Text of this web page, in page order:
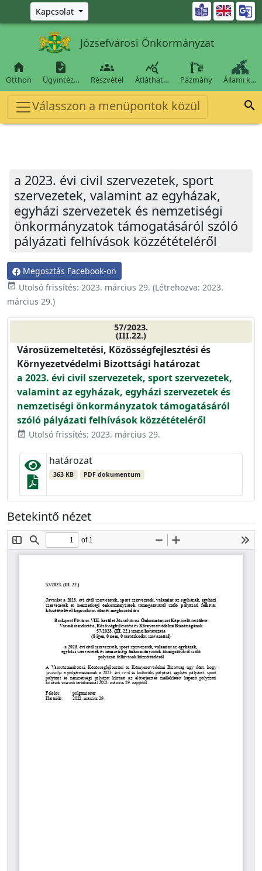
Ugrás a fő tartalomra
Kapcsolat 
Józsefvárosi Önkormányzat

Otthon

Ügyintéz…

Részvétel

Átláthat… Pázmány Állami k…
Válasszon a menüpontok közül 
a 2023. évi civil szervezetek, sport
szervezetek, valamint az egyházak,
egyházi szervezetek és nemzetiségi
önkormányzatok támogatásáról szóló
pályázati felhívások közzétételéről
Megosztás Facebook-on
event_available Utolsó frissítés: 2023. március 29. (Létrehozva: 2023.
március 29.)
57/2023.
(III.22.)
Városüzemeltetési, Közösségfejlesztési és
Környezetvédelmi Bizottsági határozat
a 2023. évi civil szervezetek, sport szervezetek,
valamint az egyházak, egyházi szervezetek és
nemzetiségi önkormányzatok támogatásáról
szóló pályázati felhívások közzétételéről
event_available Utolsó frissítés: 2023. március 29.
határozat
363 KB PDF dokumentum
Betekintő nézet